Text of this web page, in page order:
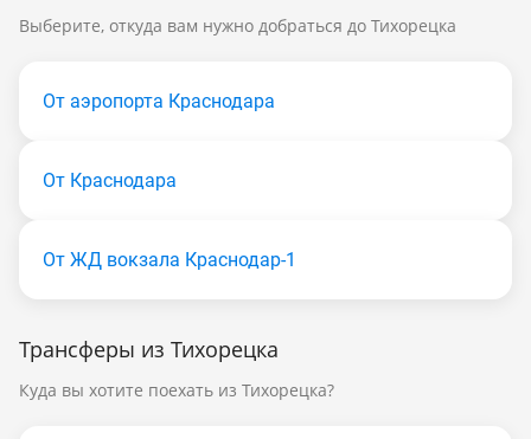
Выберите, откуда вам нужно добраться до Тихорецка
От аэропорта Краснодара
От Краснодара
От ЖД вокзала Краснодар-1
Трансферы из Тихорецка
Куда вы хотите поехать из Тихорецка?